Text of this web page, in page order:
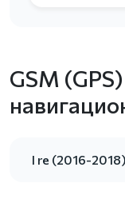
GSM
I re (2016-2018)